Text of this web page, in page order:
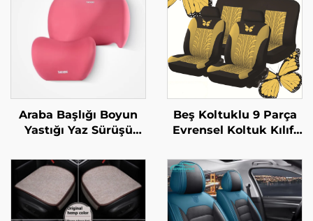
Araba Başlığı Boyun
Yastığı Yaz Sürüşü
Yastığı Deri Malzeme
Araba ve Uçak
Koltukları İçin
Beş Koltuklu 9 Parça
Evrensel Koltuk Kılıfı
Kelebek Basma Süreci
Tasarımı Yabancı
Ülkeler İçin Deri